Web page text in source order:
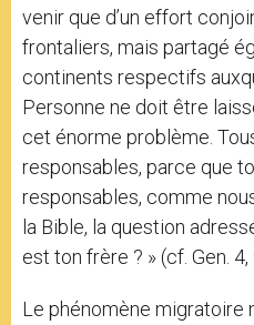
venir que d’un effort
frontaliers, mais partagé
continents respectifs
Personne ne doit être
cet énorme problème.
responsables, parce que
responsables, comme
la Bible, la question
est ton frère ? » (cf. Gen. 4,
Le phénomène migratoire